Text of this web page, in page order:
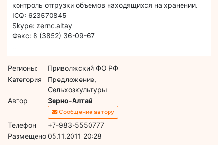
контроль отгрузки объемов находящихся на хранении.
IСQ: 623570845
Skype: zerno.altay
Факс: 8 (3852) 36-09-67
..
Регионы:
Приволжский ФО РФ
Категория
Предложение,
Сельхозкультуры
Автор
Зерно-Алтай
Сообщение автору
Телефон
+7-983-5550777
Размещено05.11.2011 20:28